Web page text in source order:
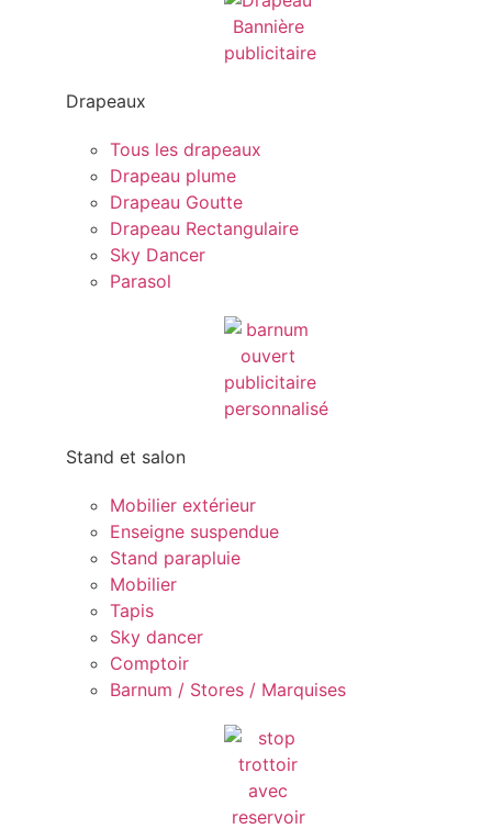
Drapeaux
Tous les drapeaux
Drapeau plume
Drapeau Goutte
Drapeau Rectangulaire
Sky Dancer
Parasol
Stand et salon
Mobilier extérieur
Enseigne suspendue
Stand parapluie
Mobilier
Tapis
Sky dancer
Comptoir
Barnum / Stores / Marquises